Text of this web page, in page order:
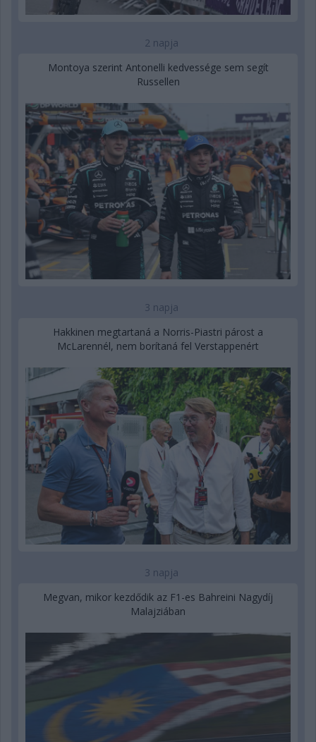
2 napja
Montoya szerint Antonelli kedvessége sem segít
Russellen
3 napja
Hakkinen megtartaná a Norris-Piastri párost a
McLarennél, nem borítaná fel Verstappenért
3 napja
Megvan, mikor kezdődik az F1-es Bahreini Nagydíj
Malajziában